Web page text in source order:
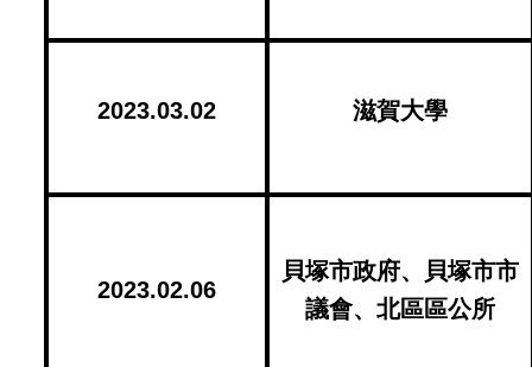
2023.03.02 滋賀大學
2023.02.06
貝塚市政府、貝塚市市
議會、北區區公所